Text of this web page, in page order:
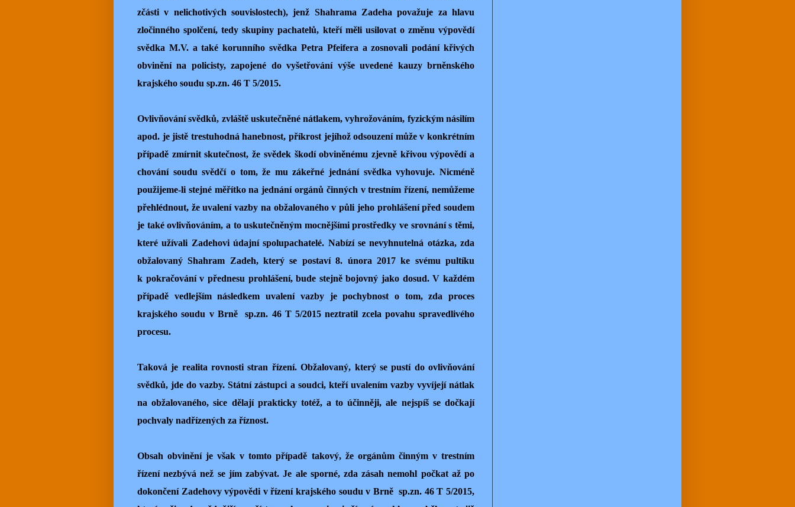
zčásti v nelichotivých souvislostech), jenž Shahrama Zadeha považuje za hlavu
zločinného spolčení, tedy skupiny pachatelů, kteří měli usilovat o změnu výpovědí
svědka M.V. a také korunního svědka Petra Pfeifera a zosnovali podání křivých
obvinění na policisty, zapojené do vyšetřování výše uvedené kauzy brněnského
krajského soudu sp.zn. 46 T 5/2015.
Ovlivňování svědků, zvláště uskutečněné nátlakem, vyhrožováním, fyzickým násilím
apod. je jistě trestuhodná hanebnost, příkrost jejíhož odsouzení může v konkrétním
případě zmírnit skutečnost, že svědek škodí obviněnému zjevně křivou výpovědí a
chování soudu svědčí o tom, že mu zákeřné jednání svědka vyhovuje. Nicméně
použijeme-li stejné měřítko na jednání orgánů činných v trestním řízení, nemůžeme
přehlédnout, že uvalení vazby na obžalovaného v půli jeho prohlášení před soudem
je také ovlivňováním, a to uskutečněným mocnějšími prostředky ve srovnání s těmi,
které užívali Zadehovi údajní spolupachatelé. Nabízí se nevyhnutelná otázka, zda
obžalovaný Shahram Zadeh, který se postaví 8. února 2017 ke svému pultíku
k pokračování v přednesu prohlášení, bude stejně bojovný jako dosud. V každém
případě vedlejším následkem uvalení vazby je pochybnost o tom, zda proces
krajského soudu v Brně sp.zn. 46 T 5/2015 neztratil zcela povahu spravedlivého
procesu.
Taková je realita rovnosti stran řízení. Obžalovaný, který se pustí do ovlivňování
svědků, jde do vazby. Státní zástupci a soudci, kteří uvalením vazby vyvíjejí nátlak
na obžalovaného, sice dělají prakticky totéž, a to účinněji, ale nejspíš se dočkají
pochvaly nadřízených za říznost.
Obsah obvinění je však v tomto případě takový, že orgánům činným v trestním
řízení nezbývá než se jím zabývat. Je ale sporné, zda zásah nemohl počkat až po
dokončení Zadehovy výpovědi v řízení krajského soudu v Brně sp.zn. 46 T 5/2015,